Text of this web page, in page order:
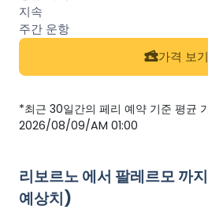
가격 보기
*최근 30일간의 페리 예약 기준 평균
2026/08/09/AM 01:00
리보르노 에서 팔레르모 까
예상치)